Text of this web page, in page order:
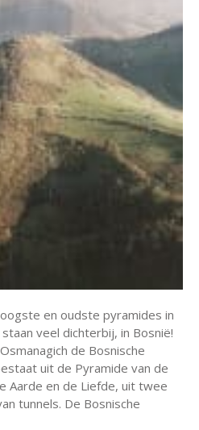
en oudste pyramides in
veel dichterbij, in Bosnië!
de Bosnische
uit de Pyramide van de
Aarde en de Liefde, uit twee
tunnels. De Bosnische